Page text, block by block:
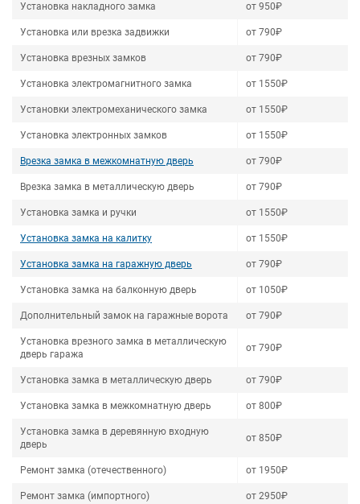
Установка накладного замка от 950₽
Установка или врезка задвижки от 790₽
Установка врезных замков от 790₽
Установка электромагнитного замка от 1550₽
Установки электромеханического замка от 1550₽
Установка электронных замков от 1550₽
Врезка замка в межкомнатную дверь от 790₽
Врезка замка в металлическую дверь от 790₽
Установка замка и ручки от 1550₽
Установка замка на калитку от 1550₽
Установка замка на гаражную дверь от 790₽
Установка замка на балконную дверь от 1050₽
Дополнительный замок на гаражные ворота от 790₽
Установка врезного замка в металлическую
дверь гаража
от 790₽
Установка замка в металлическую дверь от 790₽
Установка замка в межкомнатную дверь от 800₽
Установка замка в деревянную входную
дверь
от 850₽
Ремонт замка (отечественного) от 1950₽
Ремонт замка (импортного) от 2950₽